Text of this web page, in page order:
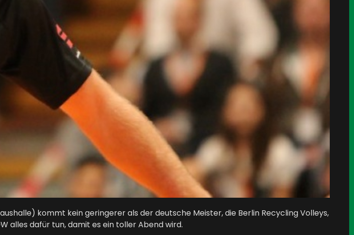
kommt kein geringerer als der deutsche Meister, die Berlin Recycling Volleys,
alles dafür tun, damit es ein toller Abend wird.